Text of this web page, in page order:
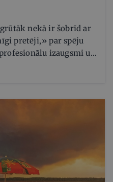
nekā ir šobrīd ar
pretēji,» par spēju
izaugsmi un
pārbaudījumiem